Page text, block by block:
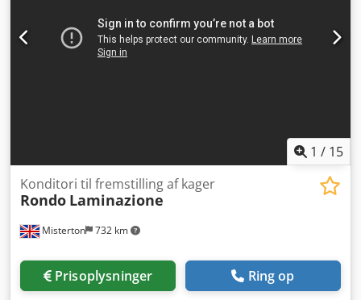
1 / 15
Misterton 732 km
Konditori til fremstilling af kager
Rondo Laminazione
Prisoplysninger Ring op